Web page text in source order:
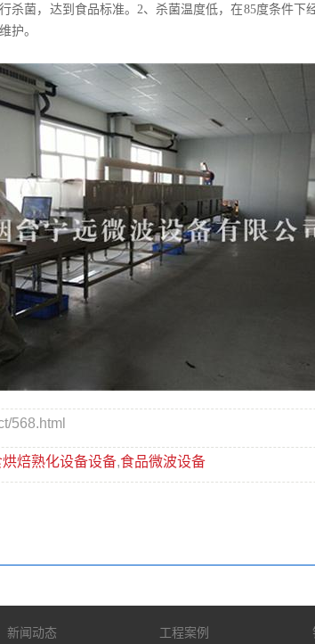
杀菌，达到食品标准。2、杀菌温度低，在85度条件下
护。
568.html
焙熟化设备设备,食品微波设备
新闻动态 工程案例